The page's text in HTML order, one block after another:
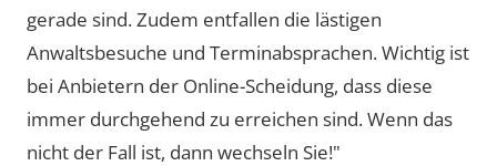
gerade sind. Zudem entfallen die lästigen
Anwaltsbesuche und Terminabsprachen. Wichtig ist
bei Anbietern der Online-Scheidung, dass diese
immer durchgehend zu erreichen sind. Wenn das
nicht der Fall ist, dann wechseln Sie!"